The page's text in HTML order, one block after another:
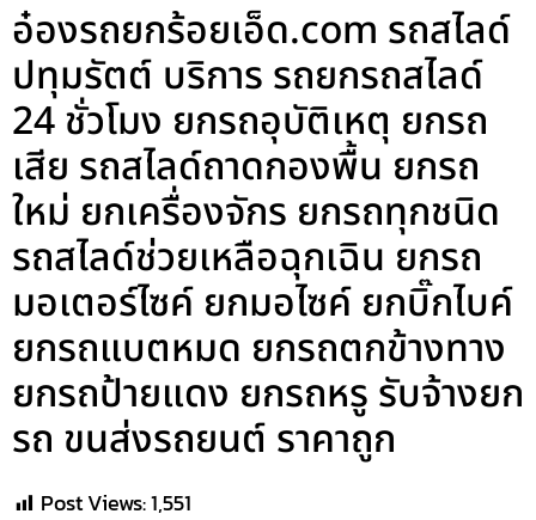
อ๋องรถยกร้อยเอ็ด.com รถสไลด์
ปทุมรัตต์ บริการ รถยกรถสไลด์
24 ชั่วโมง ยกรถอุบัติเหตุ ยกรถ
เสีย รถสไลด์ถาดกองพื้น ยกรถ
ใหม่ ยกเครื่องจักร ยกรถทุกชนิด
รถสไลด์ช่วยเหลือฉุกเฉิน ยกรถ
มอเตอร์ไซค์ ยกมอไซค์ ยกบิ๊กไบค์
ยกรถแบตหมด ยกรถตกข้างทาง
ยกรถป้ายแดง ยกรถหรู รับจ้างยก
รถ ขนส่งรถยนต์ ราคาถูก
Post Views:1,551